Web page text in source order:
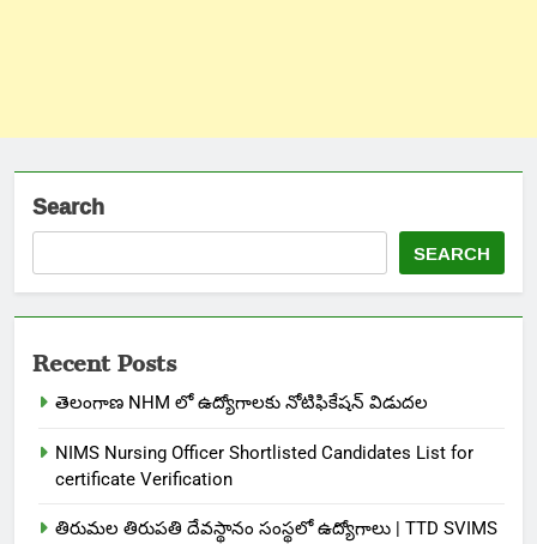
Search
SEARCH
Recent Posts
తెలంగాణ NHM లో ఉద్యోగాలకు నోటిఫికేషన్ విడుదల
NIMS Nursing Officer Shortlisted Candidates List for
certificate Verification
తిరుమల తిరుపతి దేవస్థానం సంస్థలో ఉద్యోగాలు | TTD SVIMS